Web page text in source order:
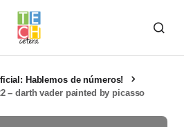
Hablemos de números!
– darth vader painted by picasso